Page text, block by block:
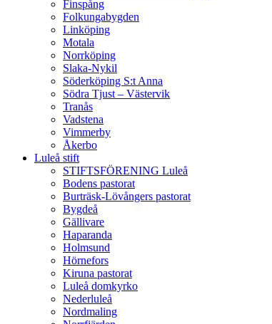
Finspång
Folkungabygden
Linköping
Motala
Norrköping
Slaka-Nykil
Söderköping S:t Anna
Södra Tjust – Västervik
Tranås
Vadstena
Vimmerby
Åkerbo
Luleå stift
STIFTSFÖRENING Luleå
Bodens pastorat
Burträsk-Lövångers pastorat
Bygdeå
Gällivare
Haparanda
Holmsund
Hörnefors
Kiruna pastorat
Luleå domkyrko
Nederluleå
Nordmaling